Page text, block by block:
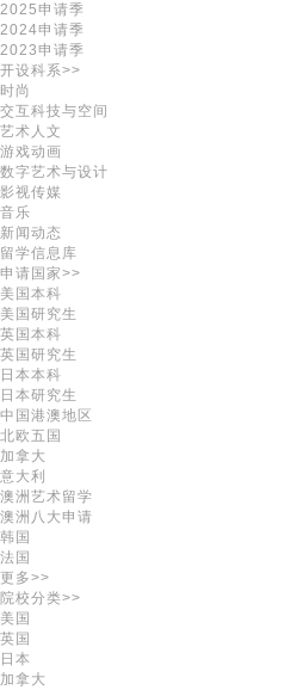
2025申请季
2024申请季
2023申请季
开设科系>>
时尚
交互科技与空间
艺术人文
游戏动画
数字艺术与设计
影视传媒
音乐
新闻动态
留学信息库
申请国家>>
美国本科
美国研究生
英国本科
英国研究生
日本本科
日本研究生
中国港澳地区
北欧五国
加拿大
意大利
澳洲艺术留学
澳洲八大申请
韩国
法国
更多>>
院校分类>>
美国
英国
日本
加拿大